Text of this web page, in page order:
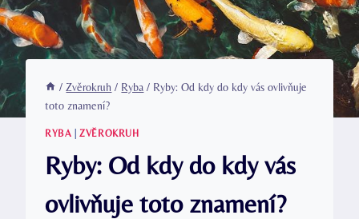
/ Zvěrokruh / Ryba / Ryby: Od kdy do kdy vás ovlivňuje
toto znamení?
RYBA |ZVĚROKRUH
Ryby: Od kdy do kdy vás
ovlivňuje toto znamení?